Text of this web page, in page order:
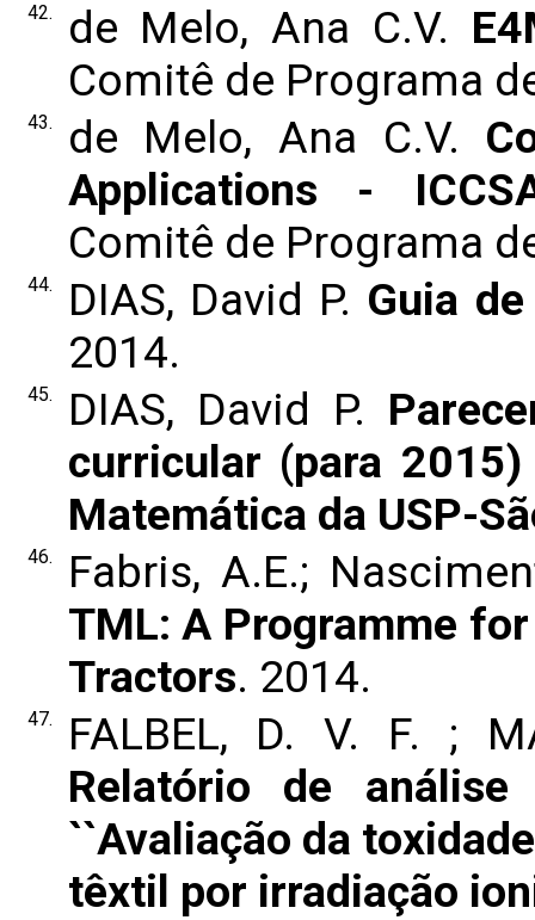
42. de Melo, Ana C.V.
Comitê de Programa
43. de Melo, Ana C.V.
Applications -
Comitê de Programa
44. DIAS, David P. Guia
2014.
45. DIAS, David P.
curricular (para
Matemática da USP-
46.
Fabris, A.E.;
TML: A Programme
Tractors. 2014.
47.
FALBEL, D. V. F. ;
Relatório de
``Avaliação da
têxtil por irradiação